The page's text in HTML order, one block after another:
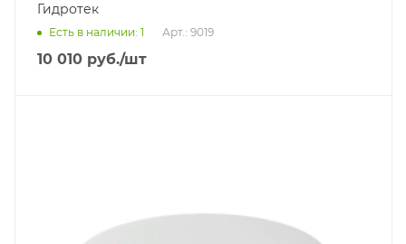
Гидротек
Есть в наличии: 1 Арт.: 9019
10 010 руб./шт